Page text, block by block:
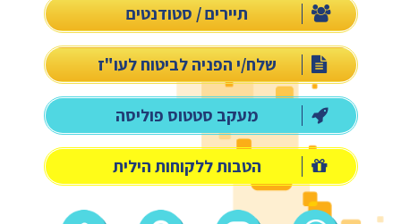
תיירים / סטודנטים
שלח/י הפניה לביטוח לעו"ז
מעקב סטטוס פוליסה
הטבות ללקוחות הילית